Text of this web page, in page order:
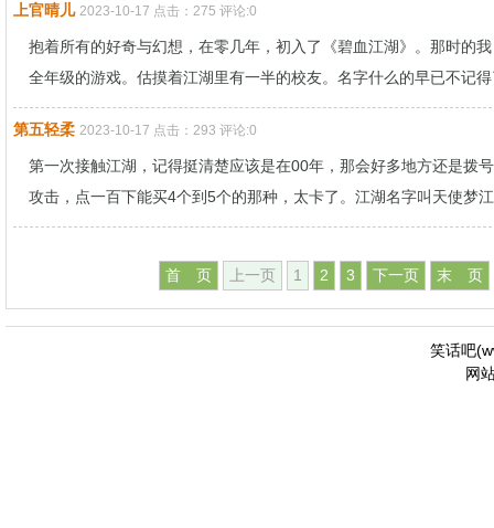
上官晴儿 2023-10-17 点击：275 评论:0
抱着所有的好奇与幻想，在零几年，初入了《碧血江湖》。那时的
全年级的游戏。估摸着江湖里有一半的校友。名字什么的早已不记
第五轻柔 2023-10-17 点击：293 评论:0
第一次接触江湖，记得挺清楚应该是在00年，那会好多地方还是拨
攻击，点一百下能买4个到5个的那种，太卡了。江湖名字叫天使梦
首 页 上一页 1 2 3 下一页 末 页
笑话吧(
网